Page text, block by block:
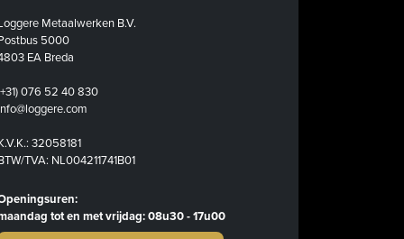
Metaalwerken B.V.
5000
EA Breda
076 52 40 830
32058181
TVA: NL004211741B01
tot en met vrijdag: 08u30 - 17u00